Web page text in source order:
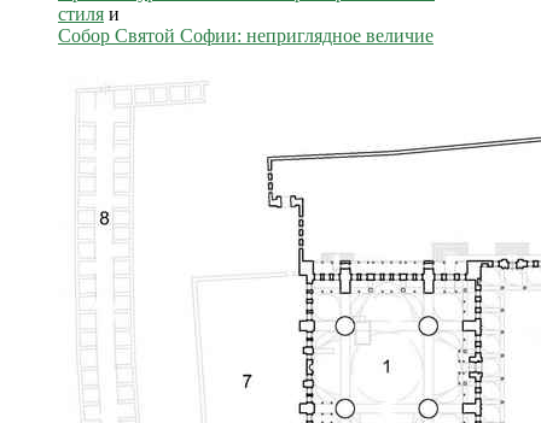
стиля и
Собор Святой Софии: неприглядное величие